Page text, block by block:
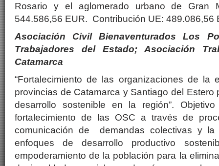
Rosario y el aglomerado urbano de Gran
544.586,56 EUR. Contribución UE: 489.086,56
Asociación Civil Bienaventurados Los
Trabajadores del Estado; Asociación
Catamarca
“Fortalecimiento de las organizaciones de la
provincias de Catamarca y Santiago del Estero
desarrollo sostenible en la región”.
fortalecimiento de las OSC a través de
comunicación de demandas colectivas y
enfoques de desarrollo productivo
empoderamiento de la población para la